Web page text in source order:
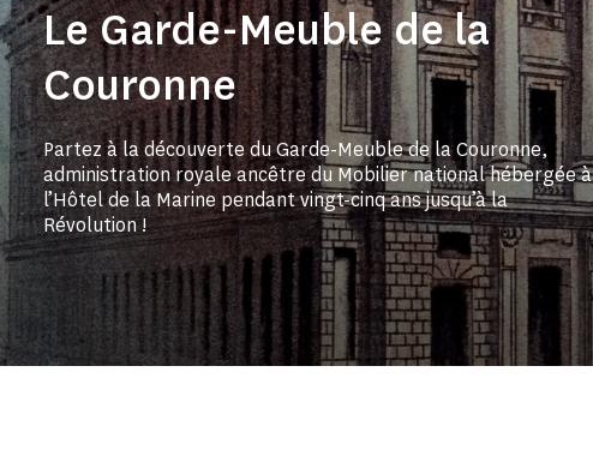
Le Garde-Meuble de la
Couronne
Partez à la découverte du Garde-Meuble de la Couronne,
administration royale ancêtre du Mobilier national hébergée à
l’Hôtel de la Marine pendant vingt-cinq ans jusqu’à la
Révolution !